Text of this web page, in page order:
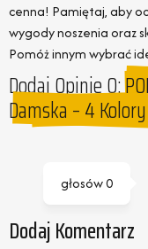
cenna! Pamiętaj, aby
wygody noszenia oraz
Pomóż innym wybrać
Dodaj Opinie O:
Damska – 4
głosów0
Dodaj Komentarz